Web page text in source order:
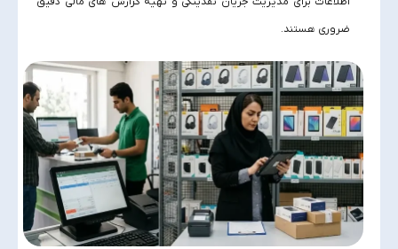
ضروری هستند.